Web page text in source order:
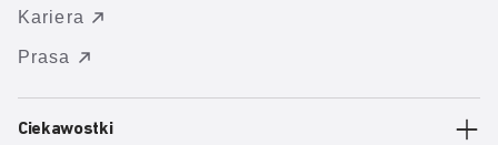
Kariera
Prasa
Ciekawostki